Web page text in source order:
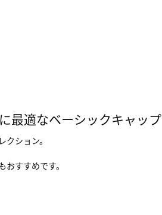
最適なベーシックキャップ
ション。
すすめです。